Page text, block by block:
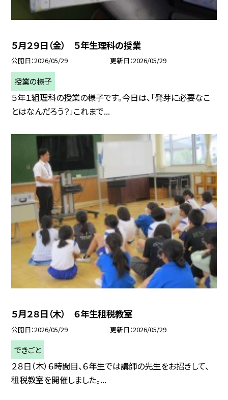
５月２９日（金） ５年生理科の授業
公開日 2026/05/29 更新日 2026/05/29
授業の様子
５年１組理科の授業の様子です。今日は、「発芽に必要なこ
とはなんだろう？」これまで...
５月２８日（木） ６年生租税教室
公開日 2026/05/29 更新日 2026/05/29
できごと
２８日（木）６時間目、６年生では講師の先生をお招きして、
租税教室を開催しました。...